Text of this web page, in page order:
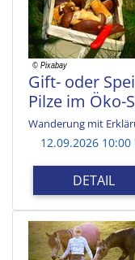
Gift- oder
Pilze im Öko-
Wanderung mit
12.09.2026
DETAIL